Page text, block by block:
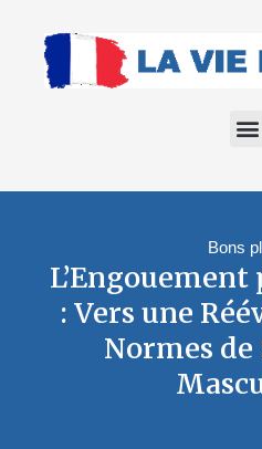
Bons
L’Engouement
: Vers une
Normes